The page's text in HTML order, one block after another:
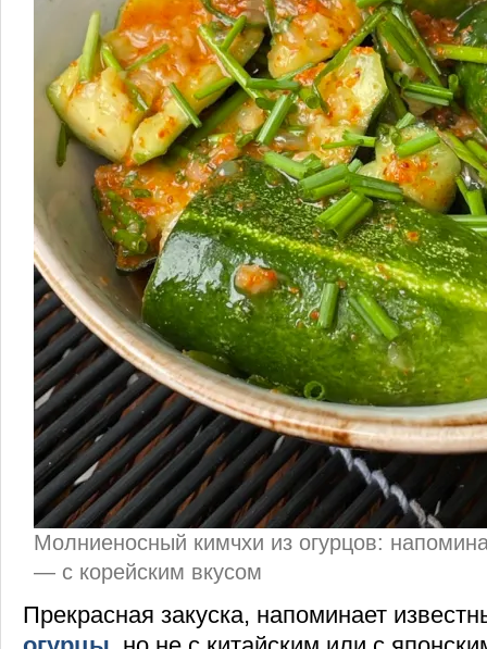
Молниеносный кимчхи из огурцов:
— с корейским вкусом
Прекрасная закуска, напоминает